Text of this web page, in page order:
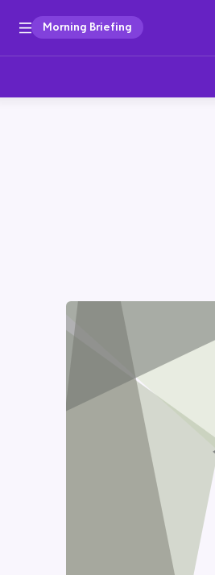
Morning Briefing